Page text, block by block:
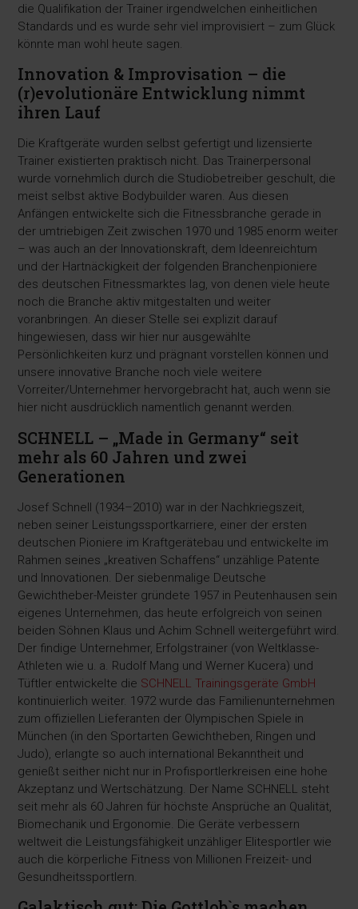
die Qualifikation der Trainer irgendwelchen einheitlichen
Standards und es wurde sehr viel improvisiert – zum Glück
könnte man wohl heute sagen.
Innovation & Improvisation – die
(r)evolutionäre Entwicklung nimmt
ihren Lauf
Die Kraftgeräte wurden selbst gefertigt und lizensierte
Trainer existierten praktisch nicht. Das Trainerpersonal
wurde vornehmlich durch die Studiobetreiber geschult, die
meist selbst aktive Bodybuilder waren. Aus diesen
Anfängen entwickelte sich die Fitnessbranche gerade in
der umtriebigen Zeit zwischen 1970 und 1985 enorm weiter
– was auch an der Innovationskraft, dem Ideenreichtum
und der Hartnäckigkeit der folgenden Branchenpioniere
des deutschen Fitnessmarktes lag, von denen viele heute
noch die Branche aktiv mitgestalten und weiter
voranbringen. An dieser Stelle sei explizit darauf
hingewiesen, dass wir hier nur ausgewählte
Persönlichkeiten kurz und prägnant vorstellen können und
unsere innovative Branche noch viele weitere
Vorreiter/Unternehmer hervorgebracht hat, auch wenn sie
hier nicht ausdrücklich namentlich genannt werden.
SCHNELL – „Made in Germany“ seit
mehr als 60 Jahren und zwei
Generationen
Josef Schnell (1934–2010) war in der Nachkriegszeit,
neben seiner Leistungssportkarriere, einer der ersten
deutschen Pioniere im Kraftgerätebau und entwickelte im
Rahmen seines „kreativen Schaffens“ unzählige Patente
und Innovationen. Der siebenmalige Deutsche
Gewichtheber-Meister gründete 1957 in Peutenhausen sein
eigenes Unternehmen, das heute erfolgreich von seinen
beiden Söhnen Klaus und Achim Schnell weitergeführt wird.
Der findige Unternehmer, Erfolgstrainer (von Weltklasse-
Athleten wie u. a. Rudolf Mang und Werner Kucera) und
Tüftler entwickelte die SCHNELL Trainingsgeräte GmbH
kontinuierlich weiter. 1972 wurde das Familienunternehmen
zum offiziellen Lieferanten der Olympischen Spiele in
München (in den Sportarten Gewichtheben, Ringen und
Judo), erlangte so auch international Bekanntheit und
genießt seither nicht nur in Profisportlerkreisen eine hohe
Akzeptanz und Wertschätzung. Der Name SCHNELL steht
seit mehr als 60 Jahren für höchste Ansprüche an Qualität,
Biomechanik und Ergonomie. Die Geräte verbessern
weltweit die Leistungsfähigkeit unzähliger Elitesportler wie
auch die körperliche Fitness von Millionen Freizeit- und
Gesundheitssportlern.